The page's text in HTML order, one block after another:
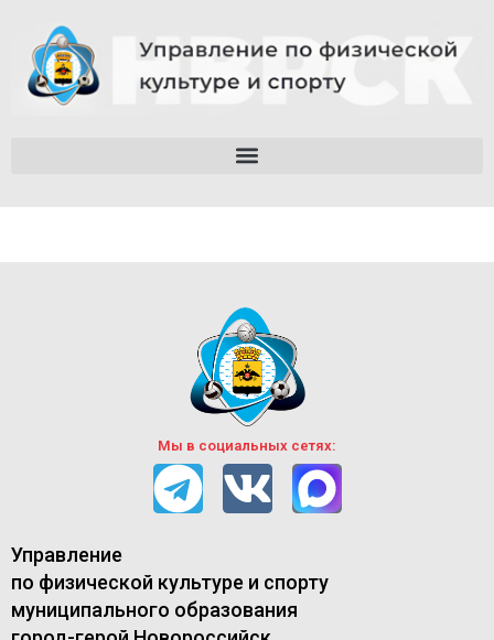
Мы в социальных сетях:
Управление
по физической культуре и спорту
муниципального образования